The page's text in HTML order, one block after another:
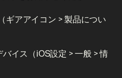
ギアアイコン > 製品につい
イス（iOS設定 > 一般 > 情